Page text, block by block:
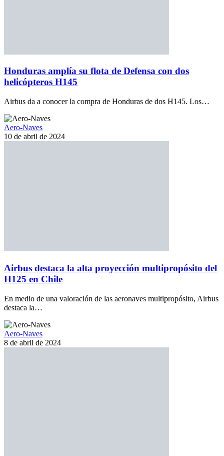
Honduras amplía su flota de Defensa con dos
helicópteros H145
Airbus da a conocer la compra de Honduras de dos H145. Los…
Aero-Naves
10 de abril de 2024
Airbus destaca la alta proyección multipropósito del
H125 en Chile
En medio de una valoración de las aeronaves multipropósito, Airbus
destaca la…
Aero-Naves
8 de abril de 2024